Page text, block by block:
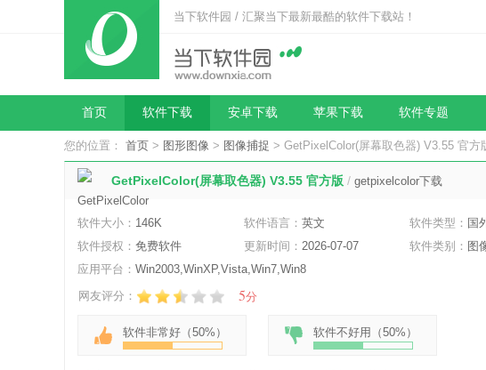
当下软件园 / 汇聚当下最新最酷的软件下载站！
首页 软件下载 安卓下载 苹果下载 软件专题
您的位置： 首页 > 图形图像 > 图像捕捉 > GetPixelColor(屏幕取色器) V3.55 官方
GetPixelColor(屏幕取色器) V3.55 官方版 / getpixelcolor下载
软件大小： 146K 软件语言： 英文 软件类型： 国
软件授权： 免费软件 更新时间： 2026-07-07 软件类别： 图
应用平台： Win2003,WinXP,Vista,Win7,Win8
网友评分：
5分
软件非常好（50% ） 软件不好用（50% ）